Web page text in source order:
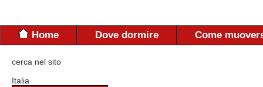
Home Dove dormire Come
cerca nel sito
Italia